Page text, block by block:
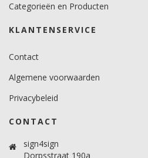
Categorieën en Producten
KLANTENSERVICE
Contact
Algemene voorwaarden
Privacybeleid
CONTACT
sign4sign
Dorpsstraat 190a